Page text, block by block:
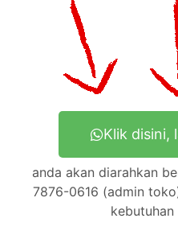
Klik disini,
anda akan diarahkan
7876-0616 (admin
kebutuhan